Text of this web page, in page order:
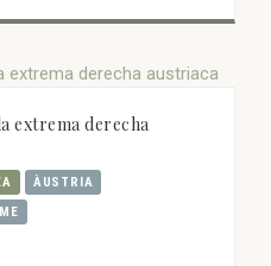
extrema derecha
ÀUSTRIA